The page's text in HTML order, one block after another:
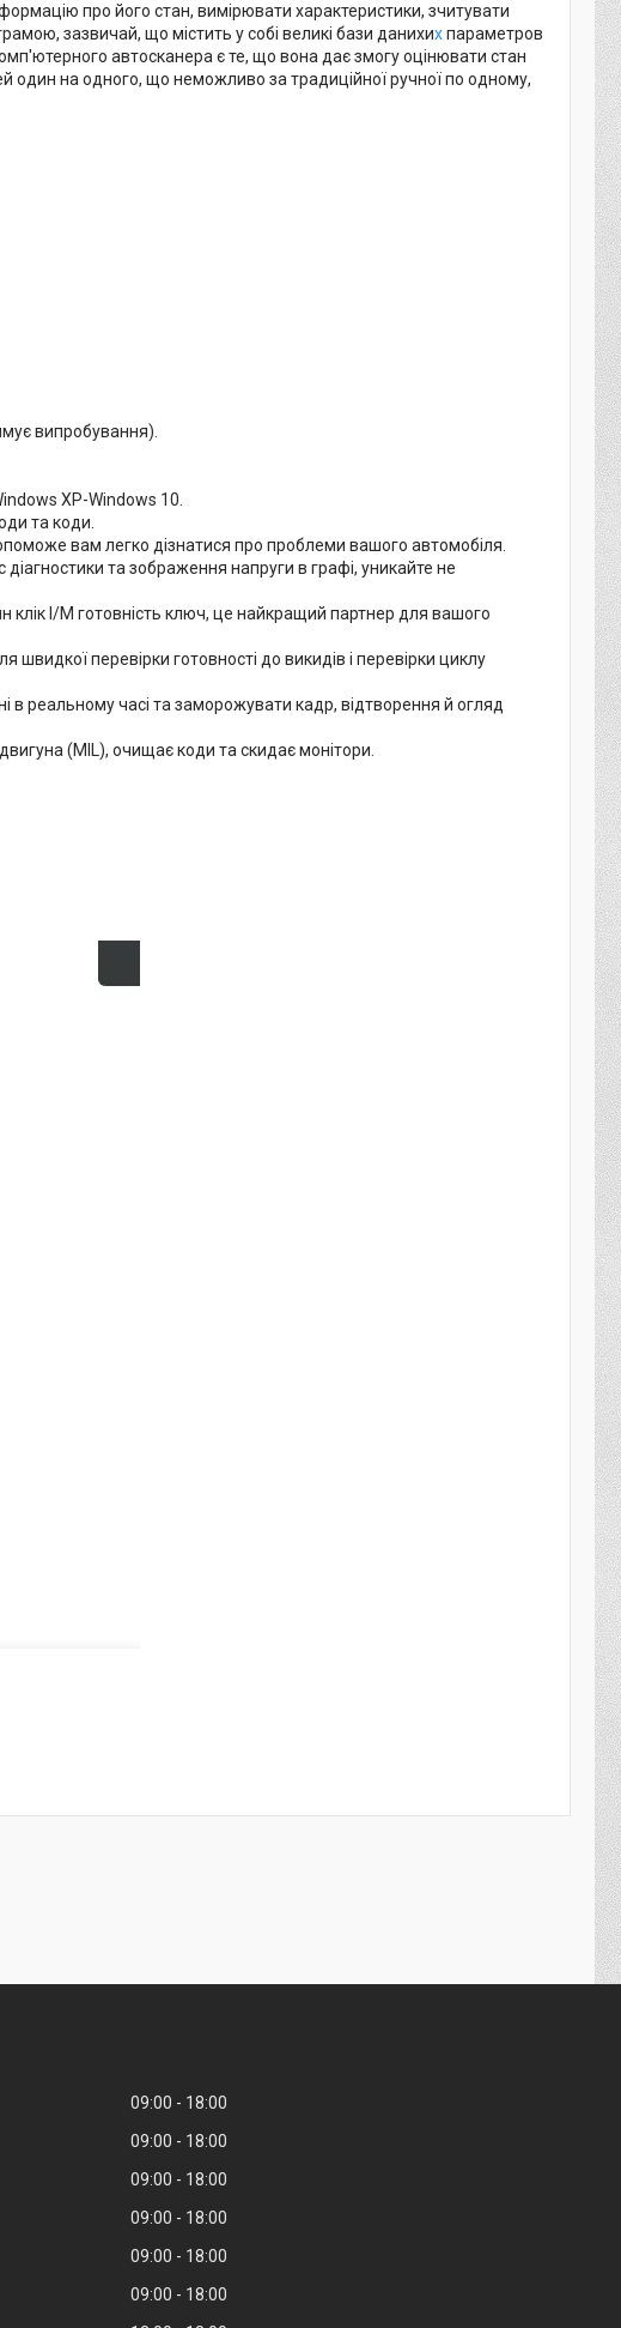
про його стан, вимірювати характеристики, зчитувати
зазвичай, що містить у собі великі бази данихихпараметров
автосканера є те, що вона дає змогу оцінювати стан
один на одного, що неможливо за традиційної ручної по одному,
випробування).
XP-Windows 10.
та коди.
вам легко дізнатися про проблеми вашого автомобіля.
та зображення напруги в графі, уникайте не
клік I/M готовність ключ, це найкращий партнер для вашого
перевірки готовності до викидів і перевірки циклу
в реальному часі та заморожувати кадр, відтворення й огляд
(MIL), очищає коди та скидає монітори.
09:00
18:00
09:00
18:00
09:00
18:00
09:00
18:00
09:00
18:00
09:00
18:00